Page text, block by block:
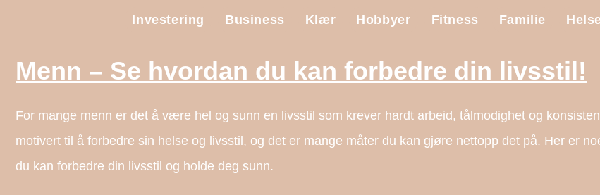
Investering Business Klær Hobbyer Fitness Familie
Menn – Se hvordan du kan forbedre din livsstil!
For mange menn er det å være hel og sunn en livsstil som krever hardt arbeid, tålmodighet og
motivert til å forbedre sin helse og livsstil, og det er mange måter du kan gjøre nettopp det på. Her er
du kan forbedre din livsstil og holde deg sunn.